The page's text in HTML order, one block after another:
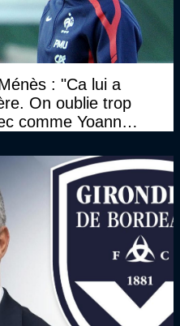
: "Ca lui a
On oublie trop
comme Yoann